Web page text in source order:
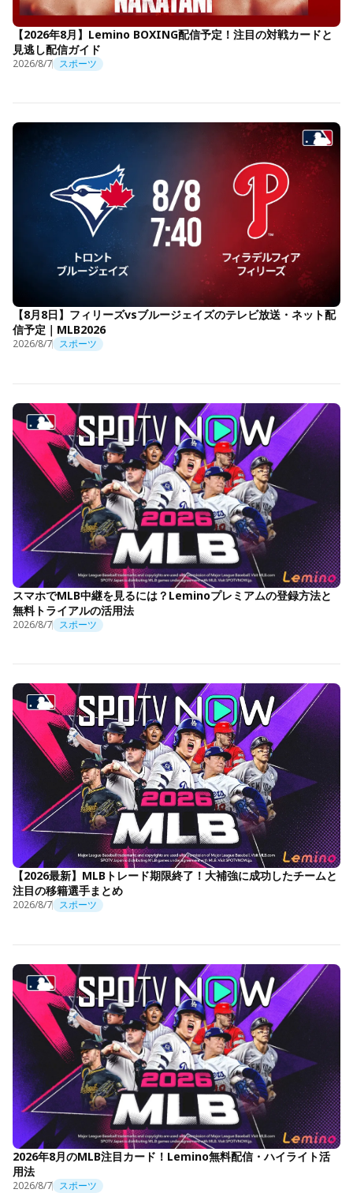
【2026年8月】Lemino BOXING配信予定！注目の対戦カードと
見逃し配信ガイド
2026/8/7 スポーツ
【8月8日】フィリーズvsブルージェイズのテレビ放送・ネット配
信予定｜MLB2026
2026/8/7 スポーツ
スマホでMLB中継を見るには？Leminoプレミアムの登録方法と
無料トライアルの活用法
2026/8/7 スポーツ
【2026最新】MLBトレード期限終了！大補強に成功したチームと
注目の移籍選手まとめ
2026/8/7 スポーツ
2026年8月のMLB注目カード！Lemino無料配信・ハイライト活
用法
2026/8/7 スポーツ